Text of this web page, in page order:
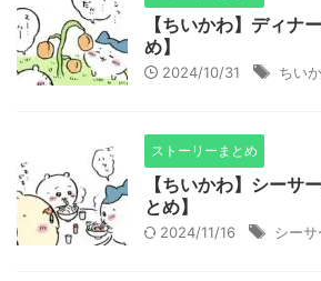
【ちいかわ】ディナ
め】
2024/10/31 ちい
ストーリーまとめ
【ちいかわ】シーサ
とめ】
2024/11/16 シーサ